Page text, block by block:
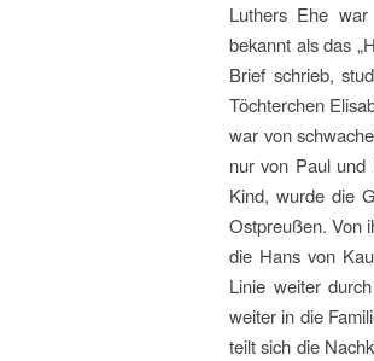
Luthers Ehe
bekannt als das
Brief schrieb,
Töchterchen
war von
nur von Paul und
Kind, wurde die
Ostpreußen. Von
die Hans von
Linie weiter
weiter in die
teilt sich die